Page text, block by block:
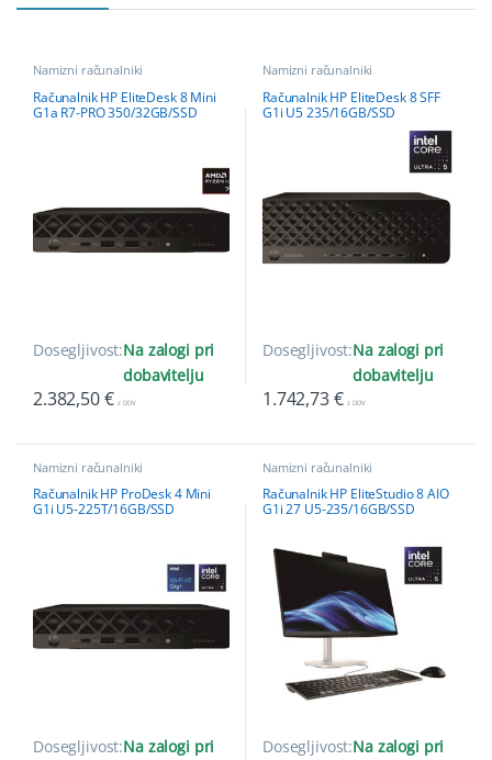
Namizni računalniki
Računalnik HP EliteDesk 8 Mini
G1a R7-PRO 350/32GB/SSD
Dosegljivost:Na zalogi pri
dobavitelju
2.382,50€ z DDV
Namizni računalniki
Računalnik HP EliteDesk 8 SFF
G1i U5 235/16GB/SSD
Dosegljivost:Na zalogi pri
dobavitelju
1.742,73€ z DDV
Namizni računalniki
Računalnik HP ProDesk 4 Mini
G1i U5-225T/16GB/SSD
Dosegljivost:Na zalogi pri
Namizni računalniki
Računalnik HP EliteStudio 8 AIO
G1i 27 U5-235/16GB/SSD
Dosegljivost:Na zalogi pri